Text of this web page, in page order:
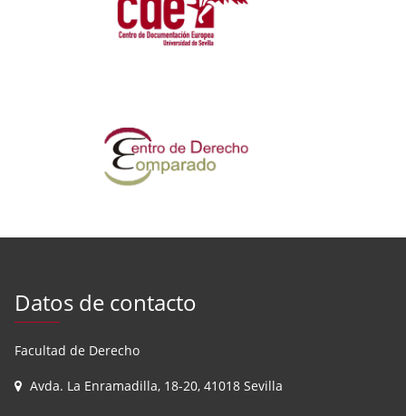
Datos de contacto
Facultad de Derecho
Avda. La Enramadilla, 18-20, 41018 Sevilla